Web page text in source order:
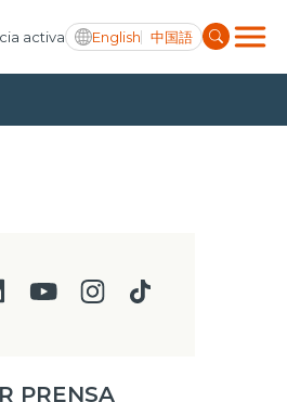
activa English 中国語
PRENSA